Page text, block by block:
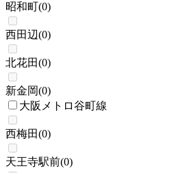
昭和町(0)
西田辺(0)
北花田(0)
新金岡(0)
大阪メトロ谷町線
西梅田(0)
天王寺駅前(0)